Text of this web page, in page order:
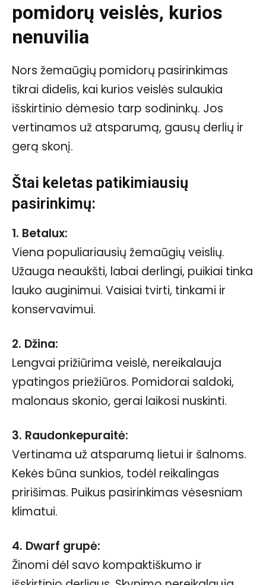
pomidorų veislės, kurios
nenuvilia
Nors žemaūgių pomidorų pasirinkimas
tikrai didelis, kai kurios veislės sulaukia
išskirtinio dėmesio tarp sodininkų. Jos
vertinamos už atsparumą, gausų derlių ir
gerą skonį.
Štai keletas patikimiausių
pasirinkimų:
1. Betalux:
Viena populiariausių žemaūgių veislių.
Užauga neaukšti, labai derlingi, puikiai tinka
lauko auginimui. Vaisiai tvirti, tinkami ir
konservavimui.
2. Džina:
Lengvai prižiūrima veislė, nereikalauja
ypatingos priežiūros. Pomidorai saldoki,
malonaus skonio, gerai laikosi nuskinti.
3. Raudonkepuraitė:
Vertinama už atsparumą lietui ir šalnoms.
Kekės būna sunkios, todėl reikalingas
pririšimas. Puikus pasirinkimas vėsesniam
klimatui.
4. Dwarf grupė:
Žinomi dėl savo kompaktiškumo ir